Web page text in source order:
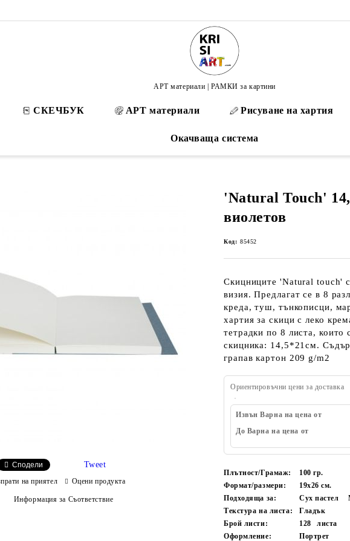
АРТ материали | РАМКИ за картини
СКЕЧБУК АРТ материали Рисуване на хартия
Окачваща система
'Natural Touch'
виолетов
Код: 85452
Скицниците 'Natural touch'
визия. Предлагат се в 8
креда, туш, тънкописци,
хартия за скици с леко
тетрадки по 8 листа,
скицника: 14,5*21см.
грапав картон 209 g/m2
Ориентировъчни цени за доставка
Извън Варна на цена от
До Варна на цена от
Плътност/Грамаж:
100 гр.
Формат/размери:
19х26 см.
Подходяща за:
Сух пастел
Текстура на листа:
Гладък
Брой листи:
128
листа
Оформление:
Портрет
Сподели Tweet
на приятел Оцени продукта
Информация за Съответствие